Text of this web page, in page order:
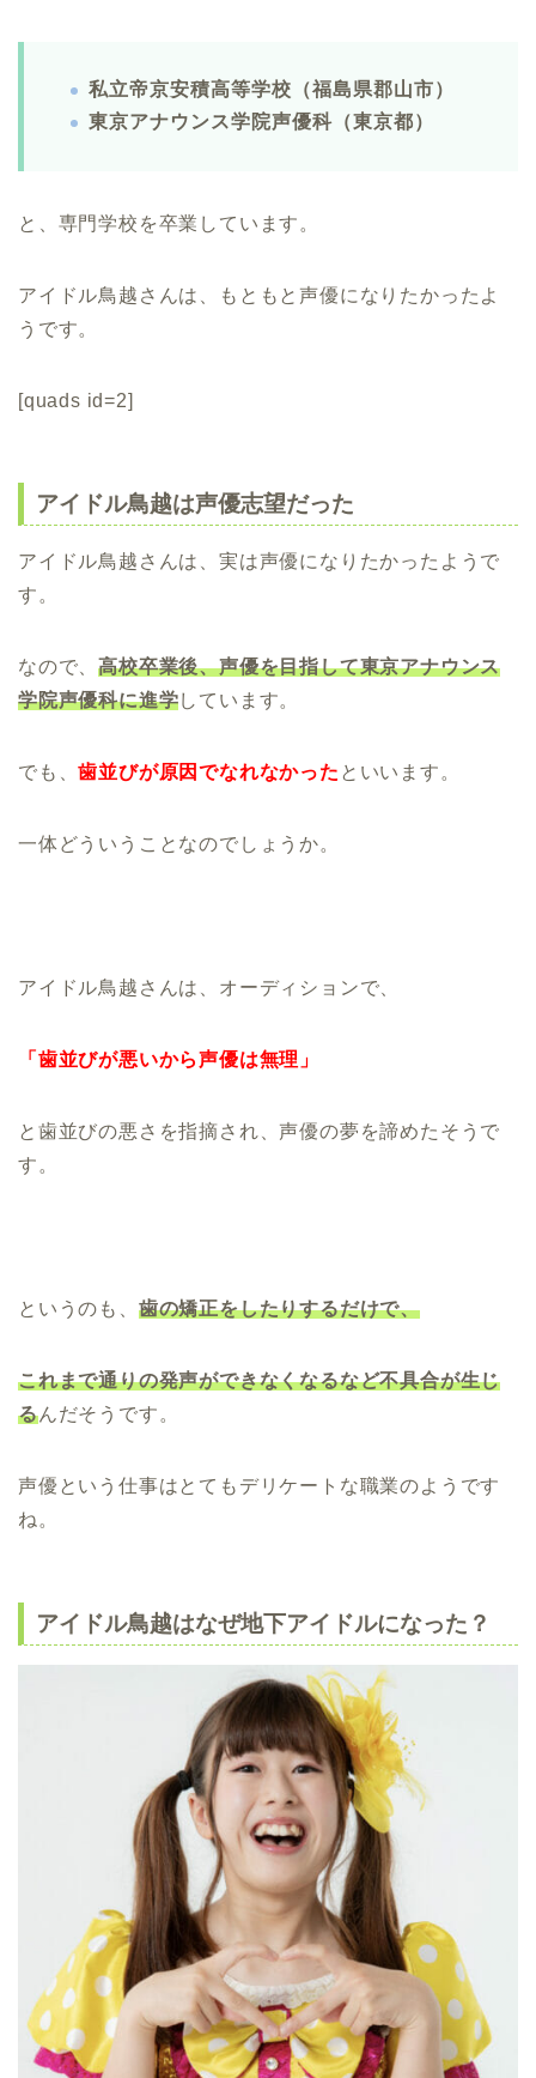
私立帝京安積高等学校（福島県郡山市）
東京アナウンス学院声優科（東京都）
と、専門学校を卒業しています。
アイドル鳥越さんは、もともと声優になりたかったよ
うです。
[quads id=2]
アイドル鳥越は声優志望だった
アイドル鳥越さんは、実は声優になりたかったようで
す。
なので、高校卒業後、声優を目指して東京アナウンス
学院声優科に進学しています。
でも、歯並びが原因でなれなかった といいます。
一体どういうことなのでしょうか。
アイドル鳥越さんは、オーディションで、
「歯並びが悪いから声優は無理」
と歯並びの悪さを指摘され、声優の夢を諦めたそうで
す。
というのも、 歯の矯正をしたりするだけで、
これまで通りの発声ができなくなるなど不具合が生じ
るんだそうです。
声優という仕事はとてもデリケートな職業のようです
ね。
アイドル鳥越はなぜ地下アイドルになった？